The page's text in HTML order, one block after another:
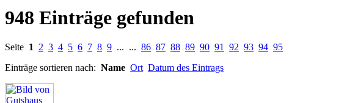
948 Einträge gefunden
Seite 1 2 3 4 5 6 7 8 9 ... ... 86 87 88 89 90 91 92 93 94 95
Einträge sortieren nach: Name Ort Datum des Eintrags